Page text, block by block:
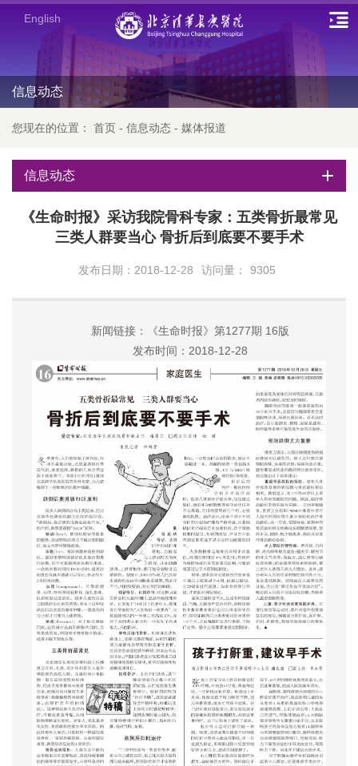
English
信息动态
您现在的位置： 首页 - 信息动态 - 媒体报道
信息动态
《生命时报》采访我院骨科专家：五类骨折最常见
三类人群要当心 骨折后到底要不要手术
发布日期：2018-12-28 访问量： 9305
新闻链接：《生命时报》第1277期 16版
发布时间：2018-12-28